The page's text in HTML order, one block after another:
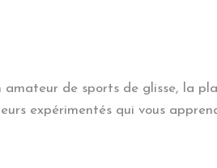
de sports de glisse, la
expérimentés qui vous